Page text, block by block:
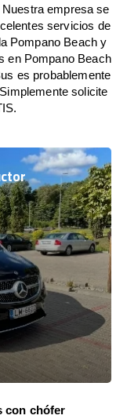
empresa se
servicios de
Pompano Beach y
en Pompano Beach
es probablemente
solicite
con chófer